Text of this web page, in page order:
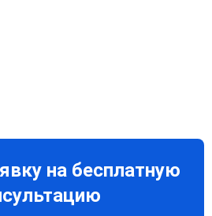
на бесплатную